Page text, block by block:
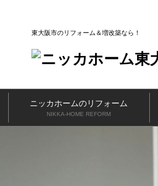
東大阪市のリフォーム＆増改築なら
ニッカホームのリフォーム
NIKKA-HOME REFORM